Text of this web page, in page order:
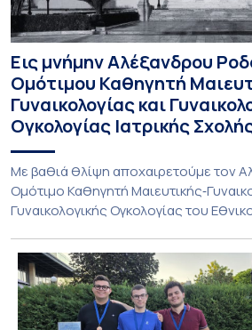
Εις μνήμην Αλέξανδρου
Ομότιμου Καθηγητή
Γυναικολογίας και
Ογκολογίας Ιατρικής
Με βαθιά θλίψη αποχαιρετούμε τον
Ομότιμο Καθηγητή
Γυναικολογικής Ογκολογίας του
Διευθυντή της Α’ Μαιευτικής και
στο Νοσοκομείο «Αλεξάνδρα». Η
συνεχής και ανοδική μέσα στην ίδια
υπηρέτησε από κάθε θέση: